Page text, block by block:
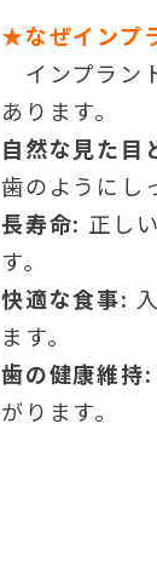
★なぜインプ
インプラン
あります。
自然な見た目
歯のようにし
長寿命: 正し
す。
快適な食事:
ます。
歯の健康維持:
がります。